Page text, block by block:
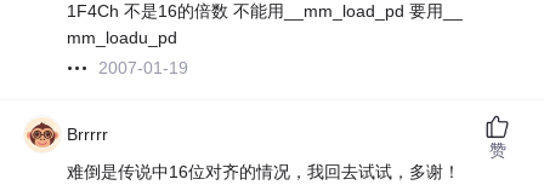
1F4Ch 不是16的倍数 不能用__mm_load_pd 要用__
mm_loadu_pd
2007-01-19
Brrrrr
难倒是传说中16位对齐的情况，我回去试试，多谢！
赞